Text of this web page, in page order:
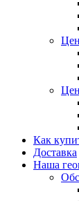
Как
Доставка
Наша